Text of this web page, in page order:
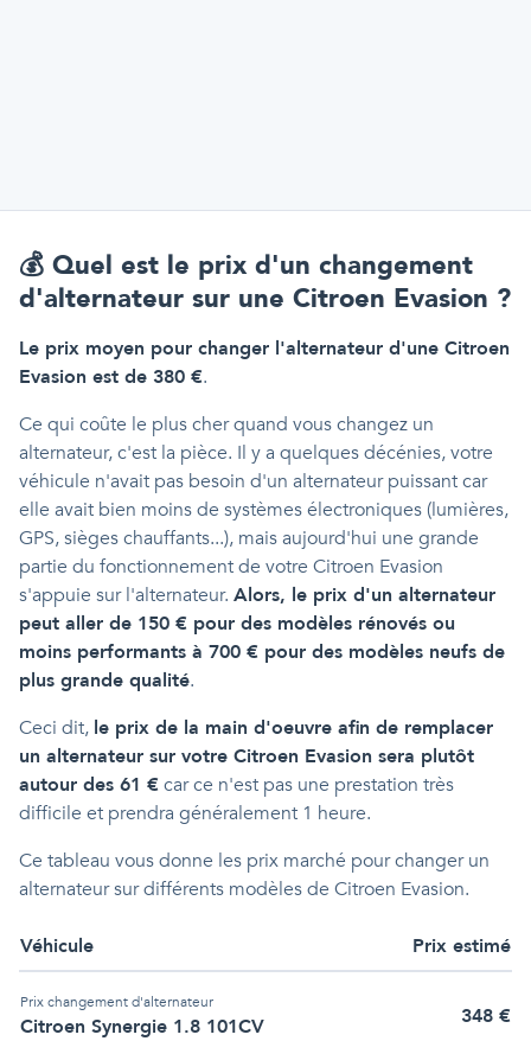
💰 Quel est le prix d'un changement
d'alternateur sur une Citroen Evasion ?
Le prix moyen pour changer l'alternateur d'une Citroen
Evasion est de 380 €.
Ce qui coûte le plus cher quand vous changez un
alternateur, c'est la pièce. Il y a quelques décénies, votre
véhicule n'avait pas besoin d'un alternateur puissant car
elle avait bien moins de systèmes électroniques (lumières,
GPS, sièges chauffants...), mais aujourd'hui une grande
partie du fonctionnement de votre Citroen Evasion
s'appuie sur l'alternateur. Alors, le prix d'un alternateur
peut aller de 150 € pour des modèles rénovés ou
moins performants à 700 € pour des modèles neufs de
plus grande qualité.
Ceci dit, le prix de la main d'oeuvre afin de remplacer
un alternateur sur votre Citroen Evasion sera plutôt
autour des 61 € car ce n'est pas une prestation très
difficile et prendra généralement 1 heure.
Ce tableau vous donne les prix marché pour changer un
alternateur sur différents modèles de Citroen Evasion.
Véhicule Prix estimé
Prixchangement d'alternateur
Citroen Synergie 1.8 101CV 348 €